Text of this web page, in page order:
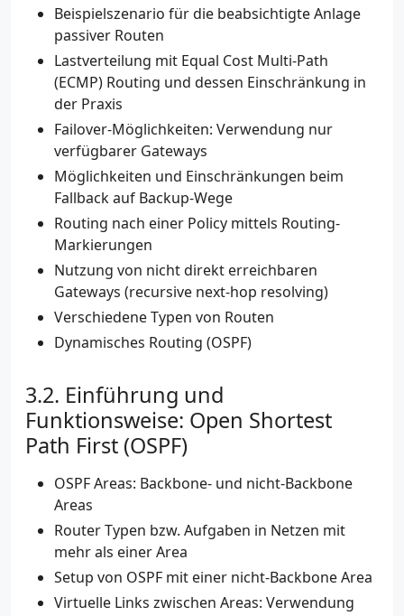
Beispielszenario für die beabsichtigte Anlage
passiver Routen
Lastverteilung mit Equal Cost Multi-Path
(ECMP) Routing und dessen Einschränkung in
der Praxis
Failover-Möglichkeiten: Verwendung nur
verfügbarer Gateways
Möglichkeiten und Einschränkungen beim
Fallback auf Backup-Wege
Routing nach einer Policy mittels Routing-
Markierungen
Nutzung von nicht direkt erreichbaren
Gateways (recursive next-hop resolving)
Verschiedene Typen von Routen
Dynamisches Routing (OSPF)
Einführung und
Funktionsweise: Open Shortest
Path First (OSPF)
OSPF Areas: Backbone- und nicht-Backbone
Areas
Router Typen bzw. Aufgaben in Netzen mit
mehr als einer Area
Setup von OSPF mit einer nicht-Backbone Area
Virtuelle Links zwischen Areas: Verwendung